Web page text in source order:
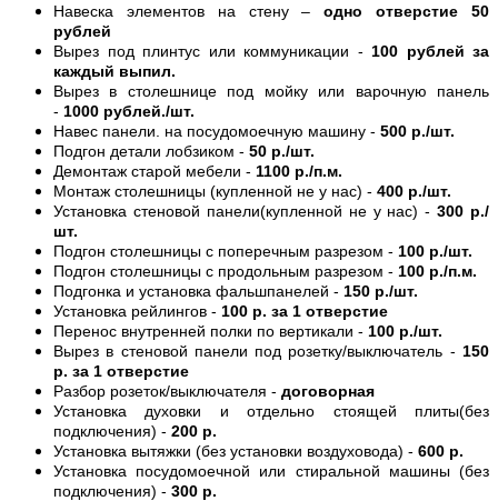
Навеска элементов на стену –одно отверстие 50
рублей
Вырез под плинтус или коммуникации - 100 рублей за
каждый выпил.
Вырез в столешнице под мойку или варочную панель
- 1000 рублей./шт.
Навес панели. на посудомоечную машину - 500 р./шт.
Подгон детали лобзиком - 50 р./шт.
Демонтаж старой мебели - 1100 р./п.м.
Монтаж столешницы (купленной не у нас) - 400 р./шт.
Установка стеновой панели(купленной не у нас) -300 р./
шт.
Подгон столешницы с поперечным разрезом - 100 р./шт.
Подгон столешницы с продольным разрезом - 100 р./п.м.
Подгонка и установка фальшпанелей - 150 р./шт.
Установка рейлингов - 100 р. за 1 отверстие
Перенос внутренней полки по вертикали - 100 р./шт.
Вырез в стеновой панели под розетку/выключатель - 150
р. за 1 отверстие
Разбор розеток/выключателя - договорная
Установка духовки и отдельно стоящей плиты(без
подключения) - 200 р.
Установка вытяжки (без установки воздуховода) - 600 р.
Установка посудомоечной или стиральной машины (без
подключения) - 300 р.